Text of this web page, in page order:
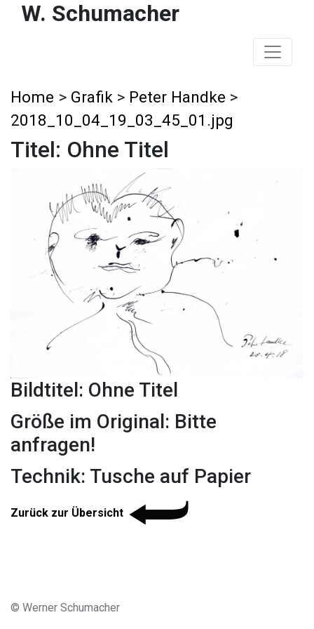
W. Schumacher
Home > Grafik > Peter Handke >
2018_10_04_19_03_45_01.jpg
Titel: Ohne Titel
Bildtitel: Ohne Titel
Größe im Original: Bitte
anfragen!
Technik: Tusche auf Papier
Zurück zur Übersicht
© Werner Schumacher